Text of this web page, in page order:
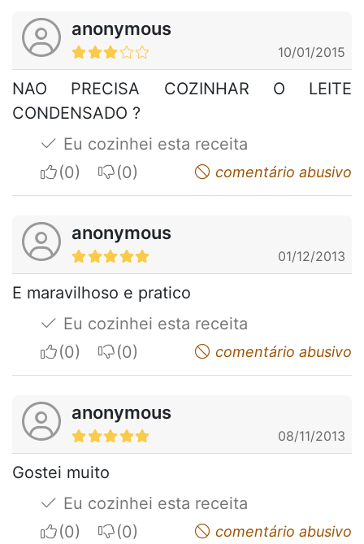
anonymous
10/01/2015
NAO PRECISA COZINHAR O LEITE
CONDENSADO ?
Eu cozinhei esta receita
I apreciateI do not appreciatecomentário abusivo
anonymous
01/12/2013
E maravilhoso e pratico
Eu cozinhei esta receita
I apreciateI do not appreciatecomentário abusivo
anonymous
08/11/2013
Gostei muito
Eu cozinhei esta receita
I apreciateI do not appreciatecomentário abusivo